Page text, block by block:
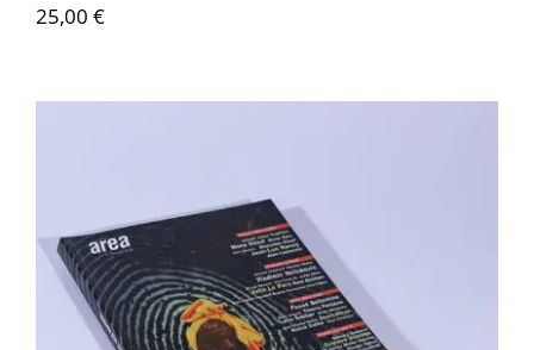
25,00 €
Area revue n°21 – Artistes vos papiers!